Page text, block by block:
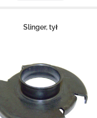
Slinger, tył